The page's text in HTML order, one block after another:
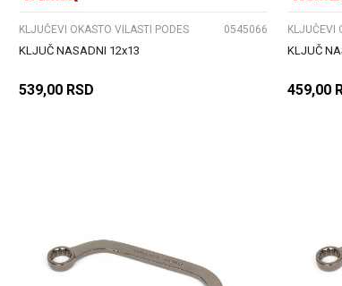
KLJUČEVI OKASTO VILASTI PODES 0545066
KLJUČ NASADNI 12x13
539,00 RSD
KLJUČEVI
KLJUČ
459,00